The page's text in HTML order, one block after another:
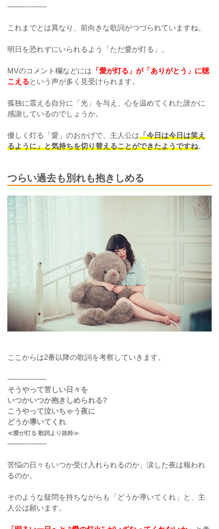
----------------
これまでとは異なり、前向きな歌詞がつづられていますね。
明日を恐れずにいられるよう「ただ愛が灯る」。
MVのコメント欄などには 「愛が灯る」が「ありがとう」に聴
こえるという声が多く見受けられます。
孤独に震える自分に「光」を与え、心を温めてくれた誰かに
感謝しているのでしょうか。
優しく灯る「愛」のおかげで、主人公は「今日は今日は笑え
るように」と気持ちを切り替えることができたようですね。
つらい過去も別れも抱きしめる
ここからは2番以降の歌詞を考察していきます。
----------------
そうやって苦しい日々を
いつかいつか抱きしめられる?
こうやって泣いちゃう夜に
どうか導いてくれ
≪愛が灯る 歌詞より抜粋≫
----------------
苦悩の日々もいつか受け入れられるのか、涙した夜は報われ
るのか。
そのような疑問を持ちながらも「どうか導いてくれ」と、主
人公は願います。